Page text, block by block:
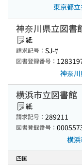
東京都
神奈川県立図書
紙
請求記号： SJ-ｻ
図書登録番号：
神奈
横浜市立図書館
紙
請求記号： 289211
図書登録番号：
横
四国